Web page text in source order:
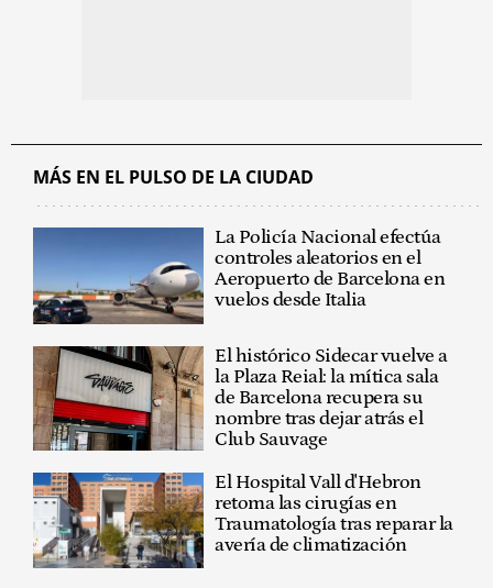
MÁS EN EL PULSO DE LA CIUDAD
La Policía Nacional efectúa
controles aleatorios en el
Aeropuerto de Barcelona en
vuelos desde Italia
El histórico Sidecar vuelve a
la Plaza Reial: la mítica sala
de Barcelona recupera su
nombre tras dejar atrás el
Club Sauvage
El Hospital Vall d'Hebron
retoma las cirugías en
Traumatología tras reparar la
avería de climatización